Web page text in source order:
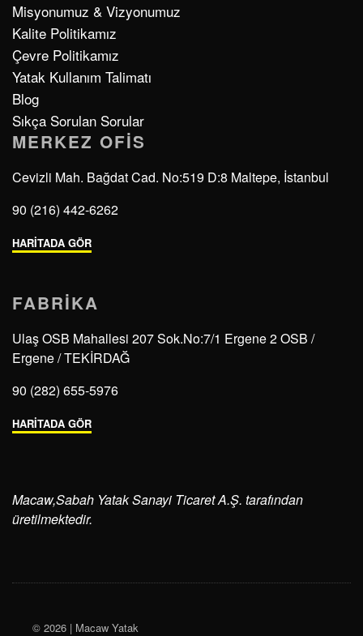
Misyonumuz & Vizyonumuz
Kalite Politikamız
Çevre Politikamız
Yatak Kullanım Talimatı
Blog
Sıkça Sorulan Sorular
MERKEZ OFIS
Cevizli Mah. Bağdat Cad. No:519 D:8 Maltepe, İstanbul
90 (216) 442-6262
HARİTADA GÖR
FABRIKA
Ulaş OSB Mahallesi 207 Sok.No:7/1 Ergene 2 OSB /
Ergene / TEKİRDAĞ
90 (282) 655-5976
HARİTADA GÖR
Macaw,Sabah Yatak Sanayi Ticaret A.Ş. tarafından
üretilmektedir.
© 2026 | Macaw Yatak